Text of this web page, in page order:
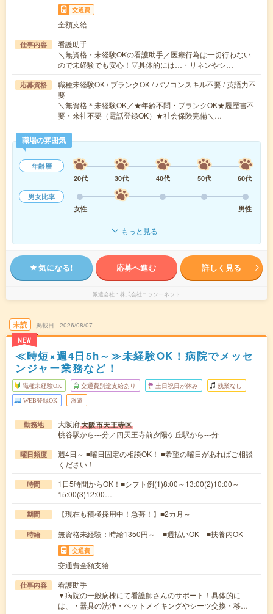
交通費
全額支給
仕事内容
看護助手
＼無資格・未経験OKの看護助手／医療行為は一切行わない
ので未経験でも安心！▽具体的には…・リネンやシ…
応募資格
職種未経験OK / ブランクOK / パソコンスキル不要 / 英語力不
要
＼無資格＊未経験OK／★年齢不問・ブランクOK★履歴書不
要・来社不要（電話登録OK）★社会保険完備＼…
職場の雰囲気
年齢層
20代
30代 40代 50代
60代
男女比率
女性
男性
もっと見る
気になる! 応募へ進む 詳しく見る
派遣会社 株式会社ニッソーネット
未読
NEW
掲載日 2026/08/07
≪時短×週4日5h～≫未経験OK！病院でメッセ
ンジャー業務など！
職種未経験OK 交通費別途支給あり 土日祝日が休み 残業なし
WEB登録OK 派遣
勤務地 大阪府大阪市天王寺区
桃谷駅から---分／四天王寺前夕陽ケ丘駅から---分
曜日頻度
週4日～ ■曜日固定の相談OK！ ■希望の曜日があればご相談
ください！
時間
1日5時間からOK！■シフト例(1)8:00～13:00(2)10:00～
15:00(3)12:00…
期間 【現在も積極採用中！急募！】■2カ月～
時給 無資格未経験：時給1350円～ ■週払いOK ■扶養内OK
交通費
交通費全額支給
仕事内容
看護助手
▼病院の一般病棟にて看護師さんのサポート！具体的に
は、・器具の洗浄・ベットメイキングやシーツ交換・移…